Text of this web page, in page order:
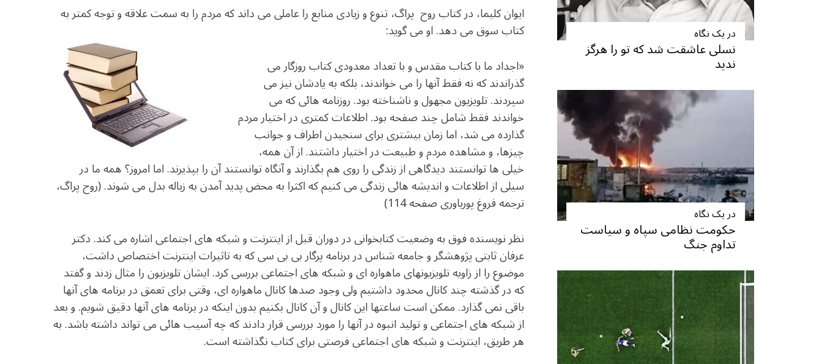
c
e itt
e at
ar e
g
ra
m
at
s
p
p
ai
l ar
e
ایوان کلیما، در کتاب روح پراگ، تنوع و زیادی منابع را عاملی می داند که مردم را به سمت علاقه و توجه کمتر به
کتاب سوق می دهد. او می گوید:
«اجداد ما با کتاب مقدس و با تعداد معدودی کتاب روزگار می
گذراندند که نه فقط آنها را می خواندند، بلکه به یادشان نیز می
سپردند. تلویزیون مجهول و ناشناخته بود. روزنامه هائی که می
خواندند فقط شامل چند صفحه بود. اطلاعات کمتری در اختیار مردم
گذارده می شد، اما زمان بیشتری برای سنجیدن اطراف و جوانب
چیزها، و مشاهده مردم و طبیعت در اختیار داشتند. از آن همه،
خیلی ها توانستند دیدگاهی از زندگی را روی هم بگذارند و آنگاه توانستند آن را بپذیرند. اما امروز؟ همه ما در
سیلی از اطلاعات و اندیشه هائی زندگی می کنیم که اکثرا به محض پدید آمدن به زباله بدل می شوند. (روح پراگ،
ترجمه فروغ پوریاوری صفحه 114)
نظر نویسنده فوق به وضعیت کتابخوانی در دوران قبل از اینترنت و شبکه های اجتماعی اشاره می کند. دکتر
عرفان ثابتی پژوهشگر و جامعه شناس در برنامه پرگار بی بی سی که به تاثیرات اینترنت اختصاص داشت،
موضوع را از زاویه تلویزیونهای ماهواره ای و شبکه های اجتماعی بررسی کرد. ایشان تلویزیون را مثال زدند و گفتد
که در گذشته چند کانال محدود داشتیم ولی وجود صدها کانال ماهواره ای، وقتی برای تعمق در برنامه های آنها
باقی نمی گذارد. ممکن است ساعتها این کانال و آن کانال بکنیم بدون اینکه در برنامه های آنها دقیق شویم. و بعد
از شبکه های اجتماعی و تولید انبوه در آنها را مورد بررسی قرار دادند که چه آسیب هائی می تواند داشته باشد. به
هر طریق، اینترنت و شبکه های اجتماعی فرصتی برای کتاب نگذاشته است.
در یک نگاه
نسلی عاشقت شد که تو را هرگز
ندید
در یک نگاه
حکومت نظامی سپاه و سیاست
تداوم جنگ